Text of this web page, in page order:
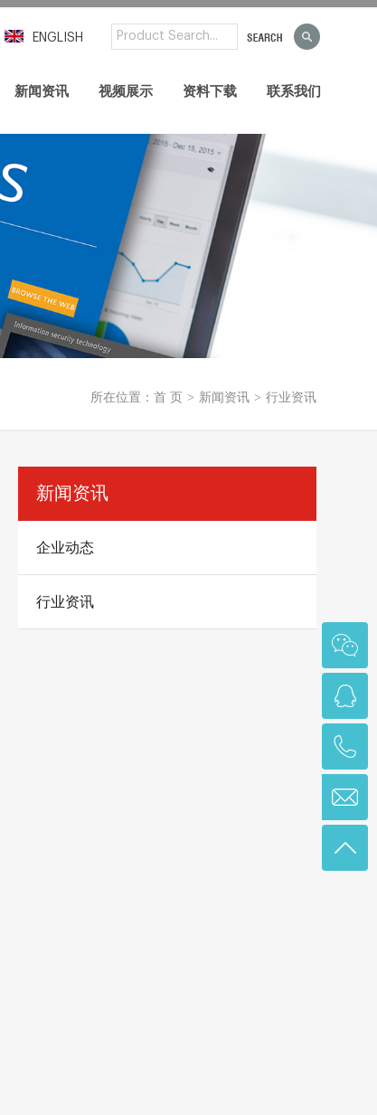
ENGLISH
新闻资讯 视频展示 资料下载 联系我们
所在位置： 首 页 > 新闻资讯 > 行业资讯
新闻资讯
企业动态
行业资讯